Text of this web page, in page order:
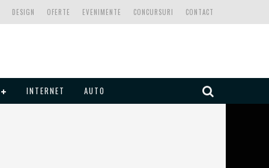
CONTACT
CONCURSURI
EVENIMENTE
OFERTE
DESIGN
INTERNET AUTO